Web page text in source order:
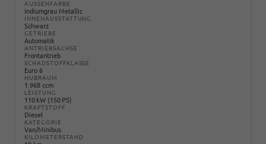
AUSSENFARBE
Indiumgrau Metallic
INNENAUSSTATTUNG
Schwarz
GETRIEBE
Automatik
ANTRIEBSACHSE
Frontantrieb
SCHADSTOFFKLASSE
Euro 6
HUBRAUM
1.968 ccm
LEISTUNG
110 kW (150 PS)
KRAFTSTOFF
Diesel
KATEGORIE
Van/Minibus
KILOMETERSTAND